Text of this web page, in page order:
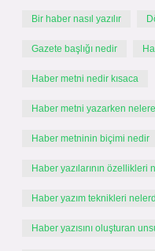
Bir haber nasıl yazılır
Gazete başlığı nedir
Haber metni nedir kısaca
Haber metni yazarken
Haber metninin biçimi nedir
Haber yazılarının özellikleri
Haber yazım teknikleri
Haber yazısını oluşturan